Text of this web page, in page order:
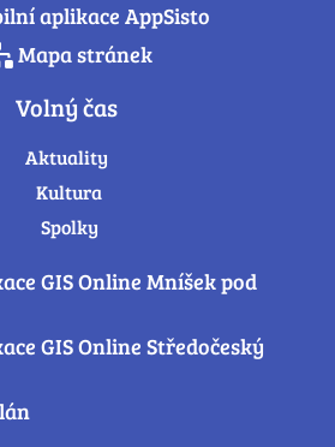
aplikace AppSisto
Mapa stránek
Volný čas
Aktuality
Kultura
Spolky
GIS Online Mníšek pod
GIS Online Středočeský